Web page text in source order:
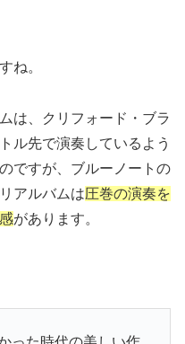
ね。
は、クリフォード・ブラ
ル先で演奏しているよう
ですが、ブルーノートの
アルバムは圧巻の演奏を
があります。